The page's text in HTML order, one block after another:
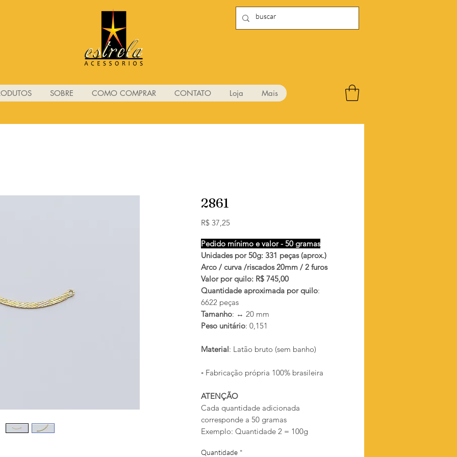
SOBRE COMO COMPRAR CONTATO Loja Mais
2861
R$ 37,25Preço
Pedido mínimo e valor - 50 gramas
Unidades por 50g: 331 peças (aprox.)
Arco / curva /riscados 20mm / 2 furos
Valor por quilo: R$ 745,00
Quantidade aproximada por quilo:
6622 peças
Tamanho: ↔ 20 mm
Peso unitário: 0,151
Material: Latão bruto (sem banho)
◦ Fabricação própria 100% brasileira
ATENÇÃO
Cada quantidade adicionada
corresponde a 50 gramas
Exemplo: Quantidade 2 = 100g
Quantidade *